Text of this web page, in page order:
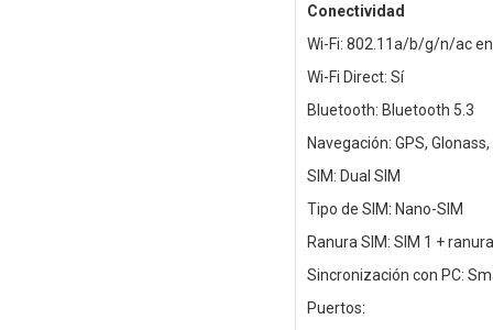
Conectividad
Wi-Fi: 802.11a/b/g/n/ac en
Wi-Fi Direct: Sí
Bluetooth: Bluetooth 5.3
Navegación: GPS,
SIM: Dual SIM
Tipo de SIM: Nano-SIM
Ranura SIM: SIM 1 +
Sincronización con PC:
Puertos: